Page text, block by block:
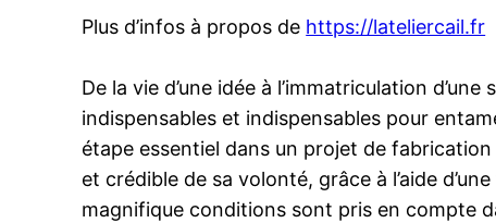
Plus d’infos à propos de https://lateliercail.fr
De la vie d’une idée à l’immatriculation
indispensables et indispensables pour
étape essentiel dans un projet de fabrication
et crédible de sa volonté, grâce à l’aide
magnifique conditions sont pris en compte